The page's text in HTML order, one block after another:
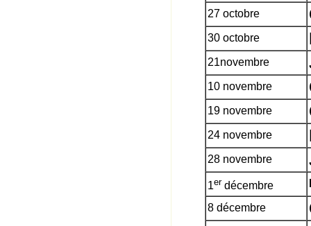
27 octobre
30 octobre
21novembre
10 novembre
19 novembre
24 novembre
28 novembre
1er décembre
8 décembre